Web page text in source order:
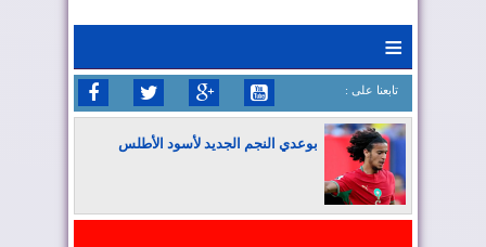
≡
: تابعنا على
بوعدي النجم الجديد لأسود الأطلس